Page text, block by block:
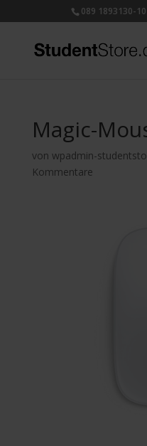
089 1893130-10
Magic-
von wpadmin-
Kommentare